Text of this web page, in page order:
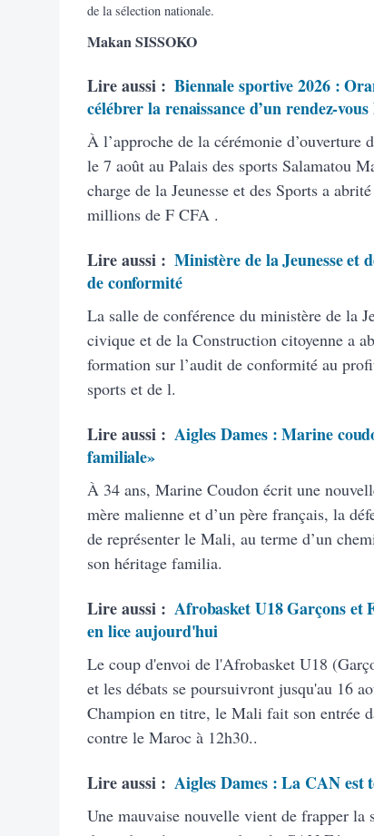
de la sélection nationale.
Makan SISSOKO
Lire aussi : Biennale sportive 2026 :
célébrer la renaissance d’un rendez-
À l’approche de la cérémonie
le 7 août au Palais des sports Salamatou
charge de la Jeunesse et des Sports a
millions de F CFA .
Lire aussi : Ministère de la Jeunesse et
de conformité
La salle de conférence du ministère de la
civique et de la Construction citoyenne a
formation sur l’audit de conformité au
sports et de l.
Lire aussi : Aigles Dames : Marine
familiale»
À 34 ans, Marine Coudon écrit une
mère malienne et d’un père français, la
de représenter le Mali, au terme d’un
son héritage familia.
Lire aussi : Afrobasket U18 Garçons et
en lice aujourd'hui
Le coup d'envoi de l'Afrobasket U18
et les débats se poursuivront jusqu'au 16
Champion en titre, le Mali fait son entrée
contre le Maroc à 12h30..
Lire aussi : Aigles Dames : La CAN est
Une mauvaise nouvelle vient de frapper la